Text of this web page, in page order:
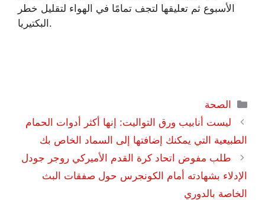
الأسبوع ثم تعليقها لتجف تمامًا في الهواء لتقليل خطر
البكتيريا.
التصنيفات
الصحة
ليست أنابيب ورق التواليت: إنها أكثر أدوات الحمام
الطبيعية التي يمكنك إضافتها إلى السماد الخاص بك
طلب مفوض اتحاد كرة القدم الأميركي روجر جودل
الإدلاء بشهادته أمام الكونجرس حول صفقات البث
الخاصة بالدوري